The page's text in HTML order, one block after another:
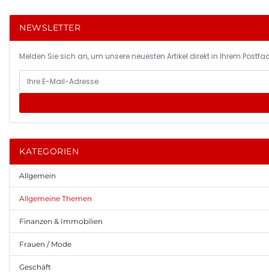
NEWSLETTER
Melden Sie sich an, um unsere neuesten Artikel direkt in Ihrem
KATEGORIEN
Allgemein
Allgemeine Themen
Finanzen & Immobilien
Frauen / Mode
Geschäft